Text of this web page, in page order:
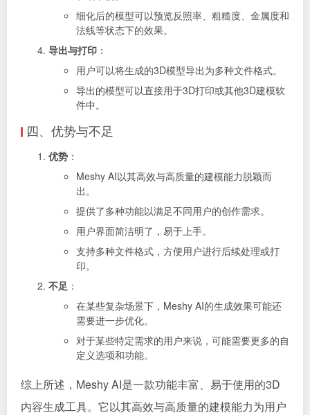
细化后的模型可以预览反照率、粗糙度、金属度和
法线等状态下的效果。
导出与打印 ：
用户可以将生成的3D模型导出为多种文件格式。
导出的模型可以直接用于3D打印或其他3D建模软
件中。
四、优势与不足
优势 ：
Meshy AI以其高效与高质量的建模能力脱颖而
出。
提供了多种功能以满足不同用户的创作需求。
用户界面简洁明了，易于上手。
支持多种文件格式，方便用户进行后续处理或打
印。
不足 ：
在某些复杂场景下，Meshy AI的生成效果可能还
需要进一步优化。
对于某些特定需求的用户来说，可能需要更多的自
定义选项和功能。
综上所述，Meshy AI是一款功能丰富、易于使用的3D
内容生成工具。它以其高效与高质量的建模能力为用户